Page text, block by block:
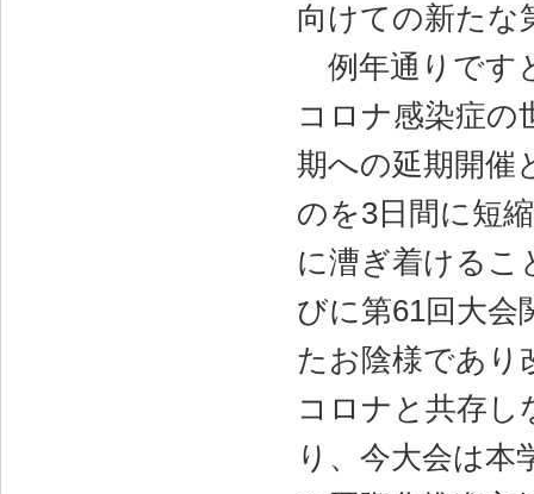
向けての新たな
例年通りです
コロナ感染症の
期への延期開催
のを3日間に短
に漕ぎ着けるこ
びに第61回大会
たお陰様であり
コロナと共存
り、今大会は本